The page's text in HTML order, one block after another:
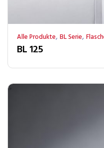
Alle Produkte, BL Serie,
BL 125